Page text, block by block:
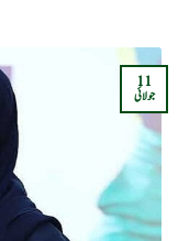
11
جولائی